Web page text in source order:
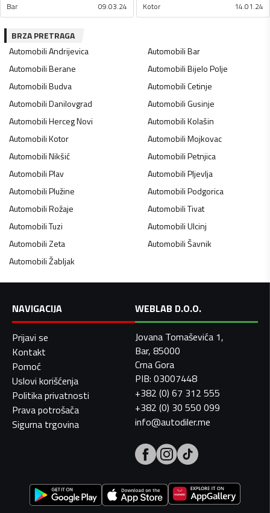
Bar 09.03.24 Kotor 14.01.24
BRZA PRETRAGA
AutomobiliAndrijevica AutomobiliBar
AutomobiliBerane AutomobiliBijelo Polje
AutomobiliBudva AutomobiliCetinje
AutomobiliDanilovgrad AutomobiliGusinje
AutomobiliHerceg Novi AutomobiliKolašin
AutomobiliKotor AutomobiliMojkovac
AutomobiliNikšić AutomobiliPetnjica
AutomobiliPlav AutomobiliPljevlja
AutomobiliPlužine AutomobiliPodgorica
AutomobiliRožaje AutomobiliTivat
AutomobiliTuzi AutomobiliUlcinj
AutomobiliZeta AutomobiliŠavnik
AutomobiliŽabljak
NAVIGACIJA
Prijavi se
Kontakt
Pomoć
Uslovi korišćenja
Politika privatnosti
Prava potrošača
Sigurna trgovina
WEBLAB D.O.O.
Jovana Tomaševića 1,
Bar, 85000
Crna Gora
PIB: 03007448
+382 (0) 67 312 555
+382 (0) 30 550 099
info@autodiler.me